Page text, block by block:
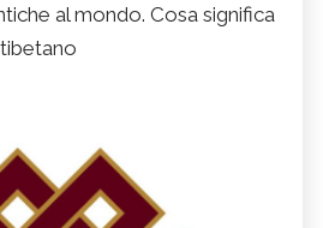
al mondo. Cosa significa